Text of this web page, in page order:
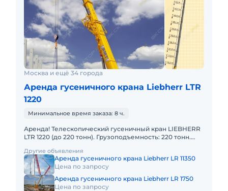
Москва и ещё 34 города
Аренда гусеничного крана Liebherr LTR
1220
Минимальное время заказа: 8 ч.
Аренда! Телескопический гусеничный кран LIEBHERR
LTR 1220 (до 220 тонн). Грузоподъемность: 220 тонн.
Другие объявления
Аренда гусеничного крана Liebherr LR 11350
Цена по запросу
Аренда гусеничного крана Liebherr LR 1750
Цена по запросу